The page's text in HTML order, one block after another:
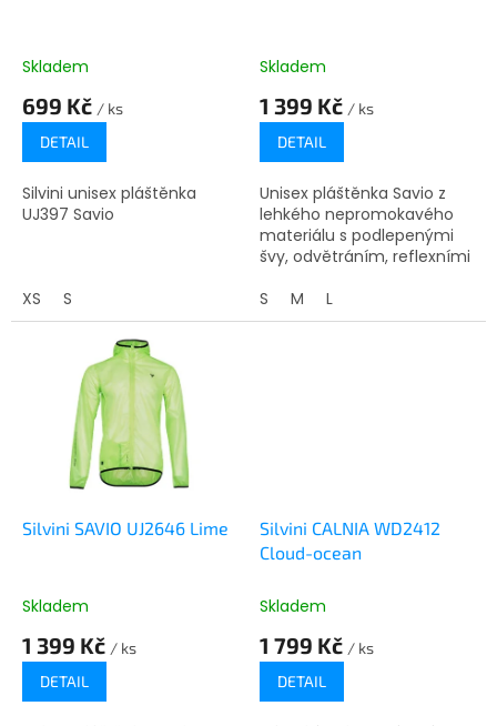
Skladem
699 Kč / ks
DETAIL
Silvini unisex pláštěnka
UJ397 Savio
XS S
Skladem
1 399 Kč / ks
DETAIL
Unisex pláštěnka Savio z
lehkého nepromokavého
materiálu s podlepenými
švy, odvětráním, reflexními
a stahováním v pase.
Skladná a praktická.
S M L
Silvini SAVIO UJ2646 Lime
Skladem
1 399 Kč / ks
DETAIL
Silvini CALNIA WD2412
Cloud-ocean
Skladem
1 799 Kč / ks
DETAIL